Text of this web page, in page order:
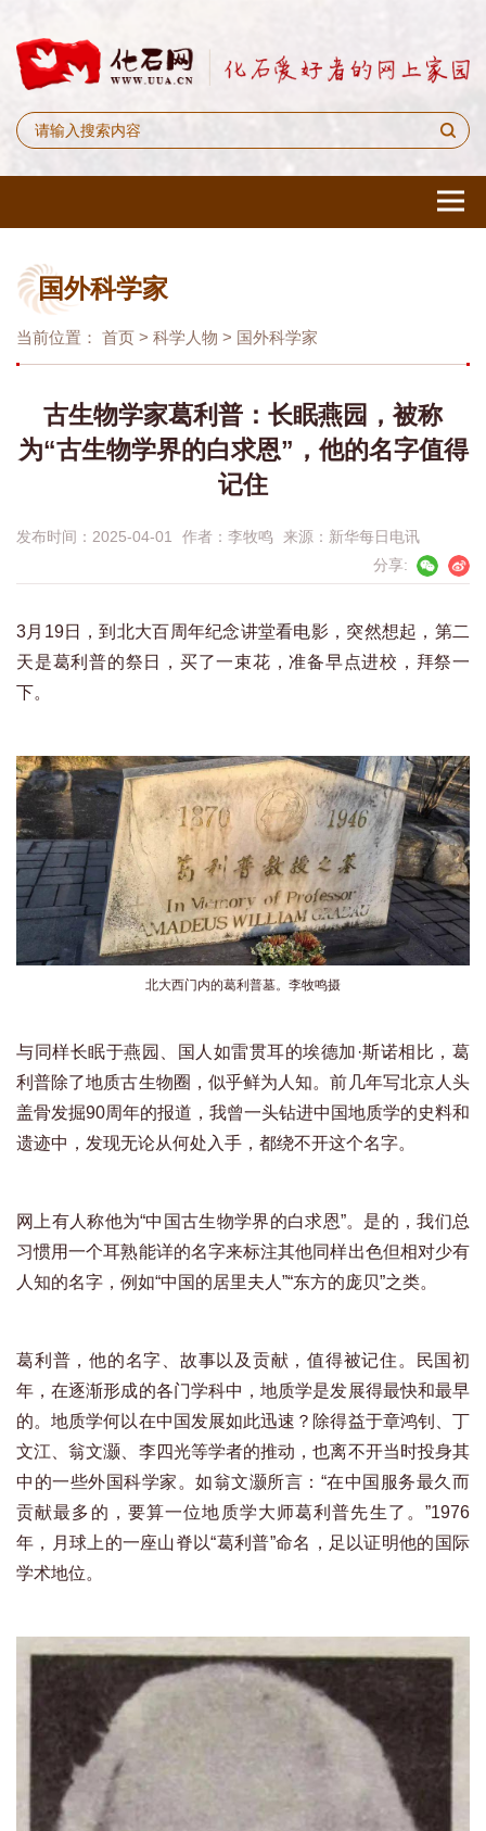
国外科学家
当前位置： 首页 > 科学人物 > 国外科学家
古生物学家葛利普：长眠燕园，被称
为“古生物学界的白求恩”，他的名字值得
记住
发布时间：2025-04-01 作者： 李牧鸣 来源： 新华每日电讯
分享:
3月19日，到北大百周年纪念讲堂看电影，突然想起，第二
天是葛利普的祭日，买了一束花，准备早点进校，拜祭一
下。
北大西门内的葛利普墓。李牧鸣摄
与同样长眠于燕园、国人如雷贯耳的埃德加·斯诺相比，葛
利普除了地质古生物圈，似乎鲜为人知。前几年写北京人头
盖骨发掘90周年的报道，我曾一头钻进中国地质学的史料和
遗迹中，发现无论从何处入手，都绕不开这个名字。
网上有人称他为“中国古生物学界的白求恩”。是的，我们总
习惯用一个耳熟能详的名字来标注其他同样出色但相对少有
人知的名字，例如“中国的居里夫人”“东方的庞贝”之类。
葛利普，他的名字、故事以及贡献，值得被记住。民国初
年，在逐渐形成的各门学科中，地质学是发展得最快和最早
的。地质学何以在中国发展如此迅速？除得益于章鸿钊、丁
文江、翁文灏、李四光等学者的推动，也离不开当时投身其
中的一些外国科学家。如翁文灏所言：“在中国服务最久而
贡献最多的，要算一位地质学大师葛利普先生了。”1976
年，月球上的一座山脊以“葛利普”命名，足以证明他的国际
学术地位。